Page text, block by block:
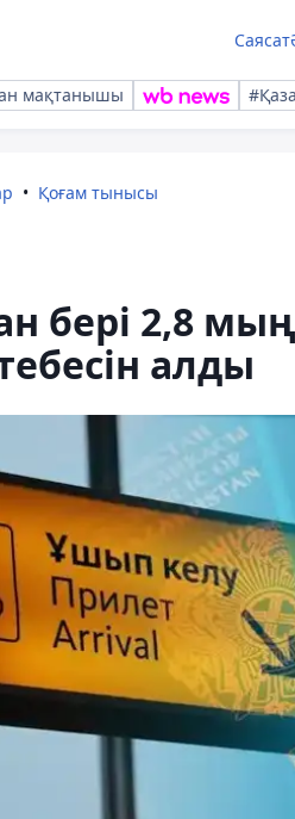
Саясат
мақтанышы
Қоғам тынысы
бері 2,8
алды